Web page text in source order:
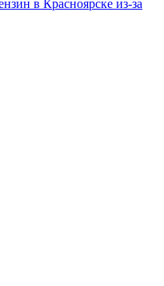
в Красноярске из-за